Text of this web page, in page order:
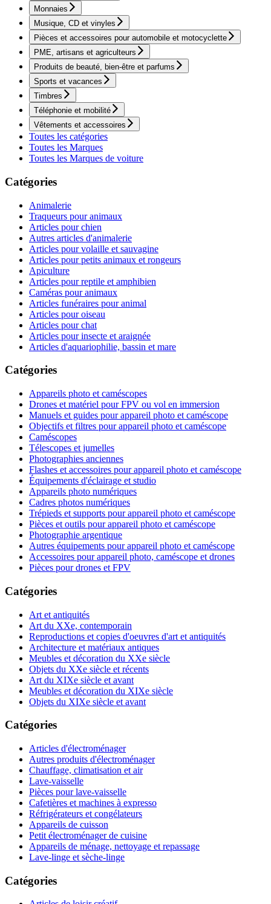
Monnaies
Musique, CD et vinyles
Pièces et accessoires pour automobile et motocyclette
PME, artisans et agriculteurs
Produits de beauté, bien-être et parfums
Sports et vacances
Timbres
Téléphonie et mobilité
Vêtements et accessoires
Toutes les catégories
Toutes les Marques
Toutes les Marques de voiture
Catégories
Animalerie
Traqueurs pour animaux
Articles pour chien
Autres articles d'animalerie
Articles pour volaille et sauvagine
Articles pour petits animaux et rongeurs
Apiculture
Articles pour reptile et amphibien
Caméras pour animaux
Articles funéraires pour animal
Articles pour oiseau
Articles pour chat
Articles pour insecte et araignée
Articles d'aquariophilie, bassin et mare
Catégories
Appareils photo et caméscopes
Drones et matériel pour FPV ou vol en immersion
Manuels et guides pour appareil photo et caméscope
Objectifs et filtres pour appareil photo et caméscope
Caméscopes
Télescopes et jumelles
Photographies anciennes
Flashes et accessoires pour appareil photo et caméscope
Équipements d'éclairage et studio
Appareils photo numériques
Cadres photos numériques
Trépieds et supports pour appareil photo et caméscope
Pièces et outils pour appareil photo et caméscope
Photographie argentique
Autres équipements pour appareil photo et caméscope
Accessoires pour appareil photo, caméscope et drones
Pièces pour drones et FPV
Catégories
Art et antiquités
Art du XXe, contemporain
Reproductions et copies d'oeuvres d'art et antiquités
Architecture et matériaux antiques
Meubles et décoration du XXe siècle
Objets du XXe siècle et récents
Art du XIXe siècle et avant
Meubles et décoration du XIXe siècle
Objets du XIXe siècle et avant
Catégories
Articles d'électroménager
Autres produits d'électroménager
Chauffage, climatisation et air
Lave-vaisselle
Pièces pour lave-vaisselle
Cafetières et machines à expresso
Réfrigérateurs et congélateurs
Appareils de cuisson
Petit électroménager de cuisine
Appareils de ménage, nettoyage et repassage
Lave-linge et sèche-linge
Catégories